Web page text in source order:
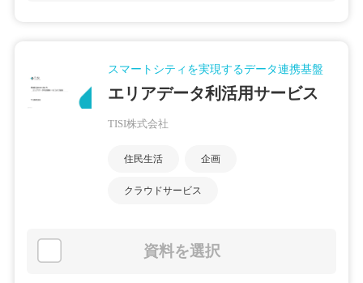
スマートシティを実現するデータ連携基盤
エリアデータ利活用サービス
TISI株式会社
住民生活 企画
クラウドサービス
資料を選択